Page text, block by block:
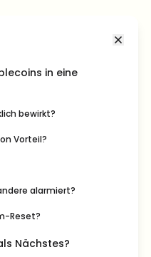
in eine
bewirkt?
Vorteil?
alarmiert?
Reset?
Nächstes?